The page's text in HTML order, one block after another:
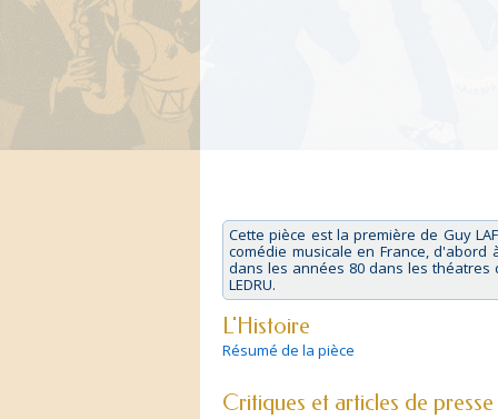
Cette pièce est la première de Guy
comédie musicale en France, d'abord
dans les années 80 dans les théatres
LEDRU.
L'Histoire
Résumé de la pièce
Critiques et articles de presse